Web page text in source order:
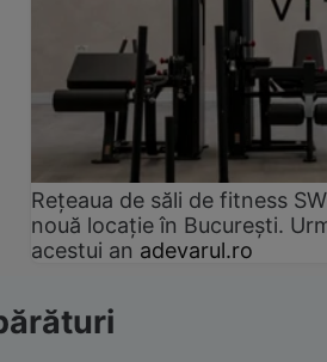
Rețeaua de săli de fitness
nouă locație în București.
acestui an adevarul.ro